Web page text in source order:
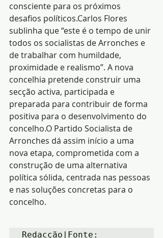
consciente para os próximos
desafios políticos.Carlos Flores
sublinha que “este é o tempo de unir
todos os socialistas de Arronches e
de trabalhar com humildade,
proximidade e realismo”. A nova
concelhia pretende construir uma
secção activa, participada e
preparada para contribuir de forma
positiva para o desenvolvimento do
concelho.O Partido Socialista de
Arronches dá assim início a uma
nova etapa, comprometida com a
construção de uma alternativa
política sólida, centrada nas pessoas
e nas soluções concretas para o
concelho.
Redacção|Fonte: